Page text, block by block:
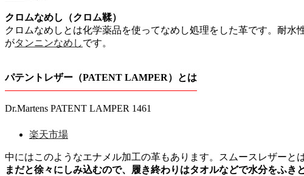
クロムなめし（クロム鞣）
クロムなめしとは化学薬品を使ってなめし処理をした革です。耐
がタンニンなめしです。
パテントレザー（PATENT LAMPER）とは
Dr.Martens PATENT LAMPER 1461
楽天市場
中にはこのようなエナメル加工の革もあります。スムースレザー
まだと徐々にしみ込むので、履き終わりはタオルなどで水分をふき